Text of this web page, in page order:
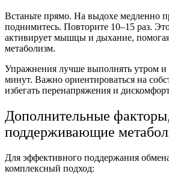
Встаньте прямо. На выдохе медленно
поднимитесь. Повторите 10–15 раз.
активирует мышцы и дыхание, помогая
метаболизм.
Упражнения лучше выполнять утром и
минут. Важно ориентироваться на
избегать перенапряжения и
Дополнительные
поддерживающие
Для эффективного поддержания
комплексный подход: